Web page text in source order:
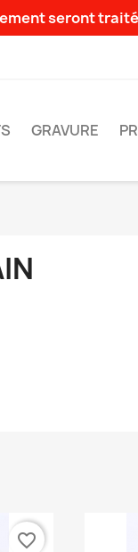
seront
GRAVURE
favorite_border